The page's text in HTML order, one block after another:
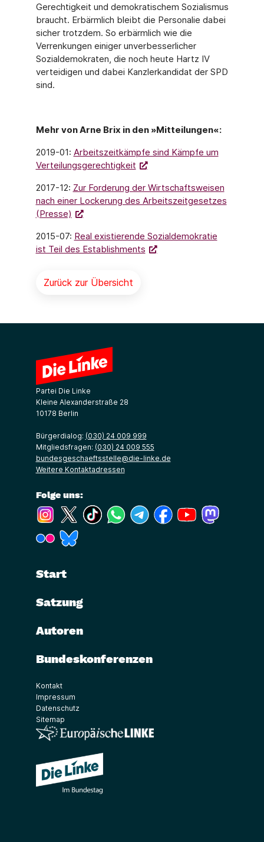
Gerechtigkeit und demokratischem Sozialismus
braucht. Erbärmlich bleibt die Personalie dabei
sicher trotzdem. So erbärmlich wie die
Verrenkungen einiger unverbesserlicher
Sozialdemokraten, die noch heute Hartz IV
verteidigen und dabei Kanzlerkandidat der SPD
sind.
Mehr von Arne Brix in den »Mitteilungen«:
2019-01: Arbeitszeitkämpfe sind Kämpfe um
Verteilungsgerechtigkeit
2017-12: Zur Forderung der Wirtschaftsweisen
nach einer Lockerung des Arbeitszeitgesetzes
(Presse)
2015-07: Real existierende Sozialdemokratie
ist Teil des Establishments
Zurück zur Übersicht
Partei Die Linke
Kleine Alexanderstraße 28
10178 Berlin
Bürgerdialog: (030) 24 009 999
Mitgliedsfragen: (030) 24 009 555
bundesgeschaeftsstelle@die-linke.de
Weitere Kontaktadressen
Folge uns:
(Link öffnet ein neues Fenster)
(Link öffnet ein neues Fenster)
(Link öffnet ein neues Fenster)
(Link öffnet ein neues Fenster)
(Link öffnet ein neues Fenster)
(Link öffnet ein neues
(Link öffnet ein
(Link öffnet ein neues Fenster)
Start
Satzung
Autoren
Bundeskonferenzen
Kontakt
Impressum
Datenschutz
Sitemap
(Link öffnet ein neues Fenster)